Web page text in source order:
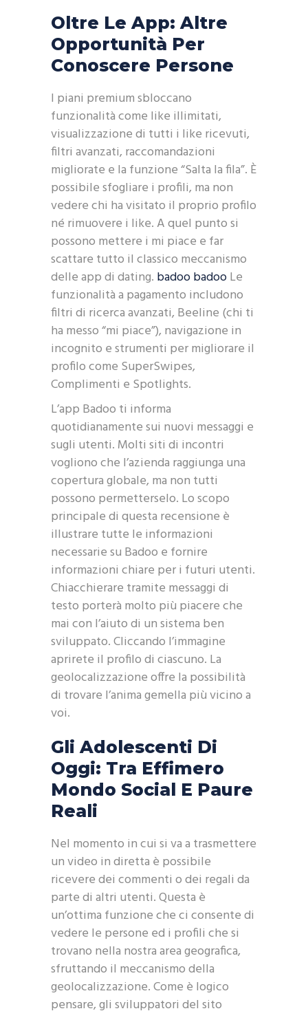
Oltre Le App: Altre
Opportunità Per
Conoscere Persone
I piani premium sbloccano
funzionalità come like illimitati,
visualizzazione di tutti i like ricevuti,
filtri avanzati, raccomandazioni
migliorate e la funzione “Salta la fila”. È
possibile sfogliare i profili, ma non
vedere chi ha visitato il proprio profilo
né rimuovere i like. A quel punto si
possono mettere i mi piace e far
scattare tutto il classico meccanismo
delle app di dating. badoo badooLe
funzionalità a pagamento includono
filtri di ricerca avanzati, Beeline (chi ti
ha messo “mi piace”), navigazione in
incognito e strumenti per migliorare il
profilo come SuperSwipes,
Complimenti e Spotlights.
L’app Badoo ti informa
quotidianamente sui nuovi messaggi e
sugli utenti. Molti siti di incontri
vogliono che l’azienda raggiunga una
copertura globale, ma non tutti
possono permetterselo. Lo scopo
principale di questa recensione è
illustrare tutte le informazioni
necessarie su Badoo e fornire
informazioni chiare per i futuri utenti.
Chiacchierare tramite messaggi di
testo porterà molto più piacere che
mai con l’aiuto di un sistema ben
sviluppato. Cliccando l’immagine
aprirete il profilo di ciascuno. La
geolocalizzazione offre la possibilità
di trovare l’anima gemella più vicino a
voi.
Gli Adolescenti Di
Oggi: Tra Effimero
Mondo Social E Paure
Reali
Nel momento in cui si va a trasmettere
un video in diretta è possibile
ricevere dei commenti o dei regali da
parte di altri utenti. Questa è
un’ottima funzione che ci consente di
vedere le persone ed i profili che si
trovano nella nostra area geografica,
sfruttando il meccanismo della
geolocalizzazione. Come è logico
pensare, gli sviluppatori del sito